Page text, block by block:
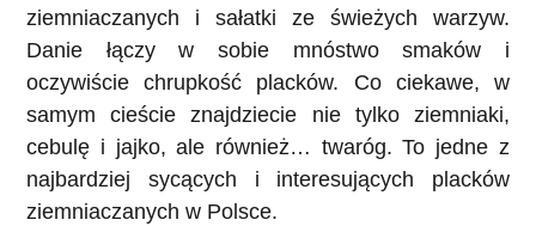
ziemniaczanych i sałatki ze świeżych warzyw.
Danie łączy w sobie mnóstwo smaków i
oczywiście chrupkość placków. Co ciekawe, w
samym cieście znajdziecie nie tylko ziemniaki,
cebulę i jajko, ale również… twaróg. To jedne z
najbardziej sycących i interesujących placków
ziemniaczanych w Polsce.